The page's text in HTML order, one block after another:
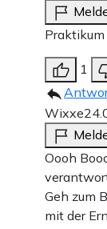
1
Wixxe
Oooh
Geh zum
mit der